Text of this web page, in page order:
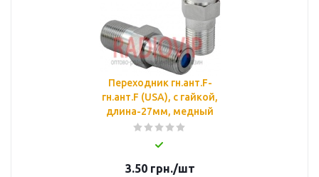
Переходник гн.ант.F-
гн.ант.F (USA), с гайкой,
длина-27мм, медный
3.50грн./шт